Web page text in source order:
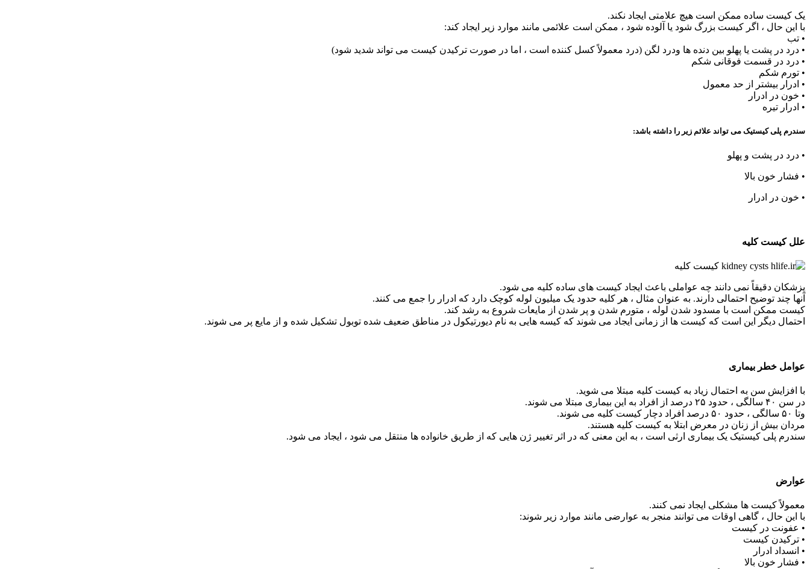
یک کیست ساده ممکن است هیچ علامتی ایجاد نکند.
با این حال ، اگر کیست بزرگ شود یا آلوده شود ، ممکن است علائمی مانند موارد زیر ایجاد کند:
• تب
• درد در پشت یا پهلو بین دنده ها ودرد لگن (درد معمولاً کسل کننده است ، اما در صورت ترکیدن کیست می تواند شدید شود)
• درد در قسمت فوقانی شکم
• تورم شکم
• ادرار بیشتر از حد معمول
• خون در ادرار
• ادرار تیره
سندرم پلی کیستیک می تواند علائم زیر را داشته باشد:
• درد در پشت و پهلو
• فشار خون بالا
• خون در ادرار
علل کیست کلیه
پزشکان دقیقاً نمی دانند چه عواملی باعث ایجاد کیست های ساده کلیه می شود.
آنها چند توضیح احتمالی دارند. به عنوان مثال ، هر کلیه حدود یک میلیون لوله کوچک دارد که ادرار را جمع می کنند.
کیست ممکن است با مسدود شدن لوله ، متورم شدن و پر شدن از مایعات شروع به رشد کند.
احتمال دیگر این است که کیست ها از زمانی ایجاد می شوند که کیسه هایی به نام دیورتیکول در مناطق ضعیف شده توبول تشکیل شده و از مایع پر می شوند.
عوامل خطر بیماری
با افزایش سن به احتمال زیاد به کیست کلیه مبتلا می شوید.
در سن ۴۰ سالگی ، حدود ۲۵ درصد از افراد به این بیماری مبتلا می شوند.
وتا ۵۰ سالگی ، حدود ۵۰ درصد افراد دچار کیست کلیه می شوند.
مردان بیش از زنان در معرض ابتلا به کیست کلیه هستند.
سندرم پلی کیستیک یک بیماری ارثی است ، به این معنی که در اثر تغییر ژن هایی که از طریق خانواده ها منتقل می شود ، ایجاد می شود.
عوارض
معمولاً کیست ها مشکلی ایجاد نمی کنند.
با این حال ، گاهی اوقات می توانند منجر به عوارضی مانند موارد زیر شوند:
• عفونت در کیست
• ترکیدن کیست
• انسداد ادرار
• فشار خون بالا